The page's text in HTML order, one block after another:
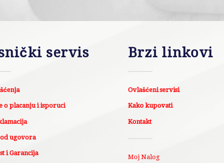
servis
o placanju i isporuci
ugovora
i Garancija
Brzi linkovi
Ovlašćeni servisi
Kako kupovati
Kontakt
Moj Nalog